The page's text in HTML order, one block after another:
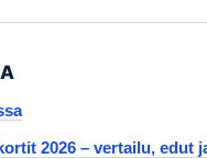
2026 – vertailu, edut